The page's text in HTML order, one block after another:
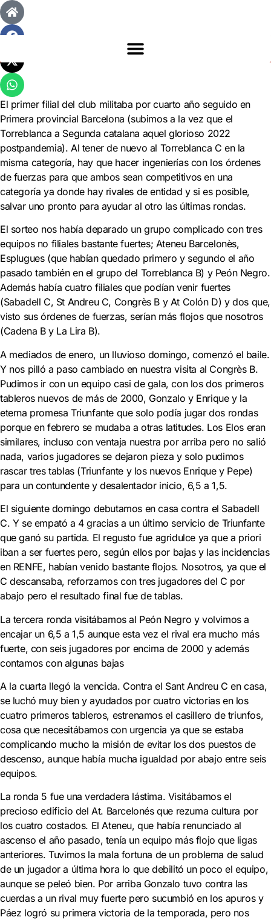
El primer filial del club militaba por cuarto año seguido en
Primera provincial Barcelona (subimos a la vez que el
Torreblanca a Segunda catalana aquel glorioso 2022
postpandemia). Al tener de nuevo al Torreblanca C en la
misma categoría, hay que hacer ingenierías con los órdenes
de fuerzas para que ambos sean competitivos en una
categoría ya donde hay rivales de entidad y si es posible,
salvar uno pronto para ayudar al otro las últimas rondas.
El sorteo nos había deparado un grupo complicado con tres
equipos no filiales bastante fuertes; Ateneu Barcelonès,
Esplugues (que habían quedado primero y segundo el año
pasado también en el grupo del Torreblanca B) y Peón Negro.
Además había cuatro filiales que podían venir fuertes
(Sabadell C, St Andreu C, Congrès B y At Colón D) y dos que,
visto sus órdenes de fuerzas, serían más flojos que nosotros
(Cadena B y La Lira B).
A mediados de enero, un lluvioso domingo, comenzó el baile.
Y nos pilló a paso cambiado en nuestra visita al Congrès B.
Pudimos ir con un equipo casi de gala, con los dos primeros
tableros nuevos de más de 2000, Gonzalo y Enrique y la
eterna promesa Triunfante que solo podía jugar dos rondas
porque en febrero se mudaba a otras latitudes. Los Elos eran
similares, incluso con ventaja nuestra por arriba pero no salió
nada, varios jugadores se dejaron pieza y solo pudimos
rascar tres tablas (Triunfante y los nuevos Enrique y Pepe)
para un contundente y desalentador inicio, 6,5 a 1,5.
El siguiente domingo debutamos en casa contra el Sabadell
C. Y se empató a 4 gracias a un último servicio de Triunfante
que ganó su partida. El regusto fue agridulce ya que a priori
iban a ser fuertes pero, según ellos por bajas y las incidencias
en RENFE, habían venido bastante flojos. Nosotros, ya que el
C descansaba, reforzamos con tres jugadores del C por
abajo pero el resultado final fue de tablas.
La tercera ronda visitábamos al Peón Negro y volvimos a
encajar un 6,5 a 1,5 aunque esta vez el rival era mucho más
fuerte, con seis jugadores por encima de 2000 y además
contamos con algunas bajas
A la cuarta llegó la vencida. Contra el Sant Andreu C en casa,
se luchó muy bien y ayudados por cuatro victorias en los
cuatro primeros tableros, estrenamos el casillero de triunfos,
cosa que necesitábamos con urgencia ya que se estaba
complicando mucho la misión de evitar los dos puestos de
descenso, aunque había mucha igualdad por abajo entre seis
equipos.
La ronda 5 fue una verdadera lástima. Visitábamos el
precioso edificio del At. Barcelonés que rezuma cultura por
los cuatro costados. El Ateneu, que había renunciado al
ascenso el año pasado, tenía un equipo más flojo que ligas
anteriores. Tuvimos la mala fortuna de un problema de salud
de un jugador a última hora lo que debilitó un poco el equipo,
aunque se peleó bien. Por arriba Gonzalo tuvo contra las
cuerdas a un rival muy fuerte pero sucumbió en los apuros y
Páez logró su primera victoria de la temporada, pero nos